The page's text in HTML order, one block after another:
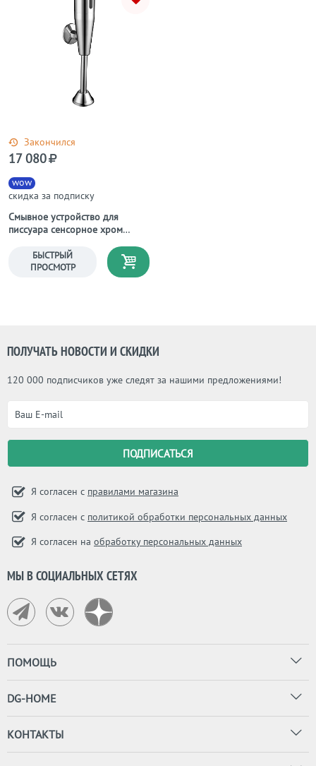
Закончился
Смывное устройство для
писсуара сенсорное хром
wow
скидка за подписку
17 080
БЫСТРЫЙ
ПРОСМОТР
ПОЛУЧАТЬ НОВОСТИ И СКИДКИ
120 000 подписчиков уже следят за нашими предложениями!
Я согласен с правилами магазина
Я согласен с политикой обработки персональных данных
Я согласен на обработку персональных данных
МЫ В СОЦИАЛЬНЫХ СЕТЯХ
ПОМОЩЬ
DG-HOME
КОНТАКТЫ